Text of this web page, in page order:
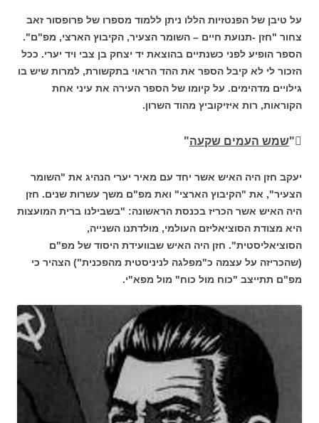
על טיבן של הפנטזיות הללו ניתן ללמוד מספרו של פרופסור זאב
צחור "חזן -תנועת חיים – השומר הצעיר, הקיבוץ הארצי, מפ"ם".
הספר הופיע לפני כשנתיים בהוצאת יד יצחק בן צבי ויד יערי. ככל
הזכור לי לא קיבל הספר את ההד הראוי בתקשורת, למרות שיש בו
גילויים מדהימים. על קיומו של הספר העירה את עיני אחת
הקוראות, רות איזיקוביץ מהוד השרון.
" שמש העמים שקעה"
יעקב חזן היה האיש אשר יחד עם מאיר יערי הנהיג את "השומר
הצעיר", את "הקיבוץ הארצי" ואת מפ"ם משך עשרות שנים. חזן
היה האיש אשר הכריז בכנסת הראשונה: "בשבילנו ברית המועצות
היא מצודת הסוציאליזם העולמי, מולדתנו השנייה,
הסוציאליסטית". חזן היה האיש שבוועידת היסוד של מפ"ם
(שהכריזה על עצמה כ"מפלגה לניניסטית מהפכנית") הצהיר כי
מפ"ם תתייצב "כוח מול כוח" מול מפא"י.